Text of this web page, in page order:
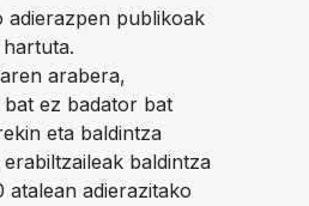
adierazpen publikoak
arabera,
ez badator bat
eta baldintza
baldintza
adierazitako